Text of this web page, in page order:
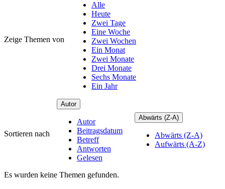
Zeige Themen von
Alle
Heute
Zwei Tage
Eine Woche
Zwei Wochen
Ein Monat
Zwei Monate
Drei Monate
Sechs Monate
Ein Jahr
Sortieren nach
Autor
Autor
Beitragsdatum
Betreff
Antworten
Gelesen
Abwärts (Z-A)
Abwärts (Z-A)
Aufwärts (A-Z)
Es wurden keine Themen gefunden.